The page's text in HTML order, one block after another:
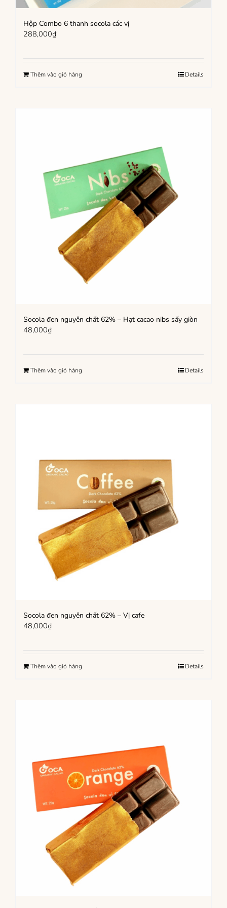
Hộp Combo 6 thanh socola các vị
288,000₫
Thêm vào giỏ hàng Details
Socola đen nguyên chất 62% – Hạt cacao nibs sấy giòn
48,000₫
Thêm vào giỏ hàng Details
Socola đen nguyên chất 62% – Vị cafe
48,000₫
Thêm vào giỏ hàng Details